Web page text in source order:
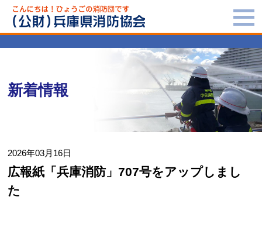
新着情報
2026年03月16日
広報紙「兵庫消防」707号をアップしまし
た